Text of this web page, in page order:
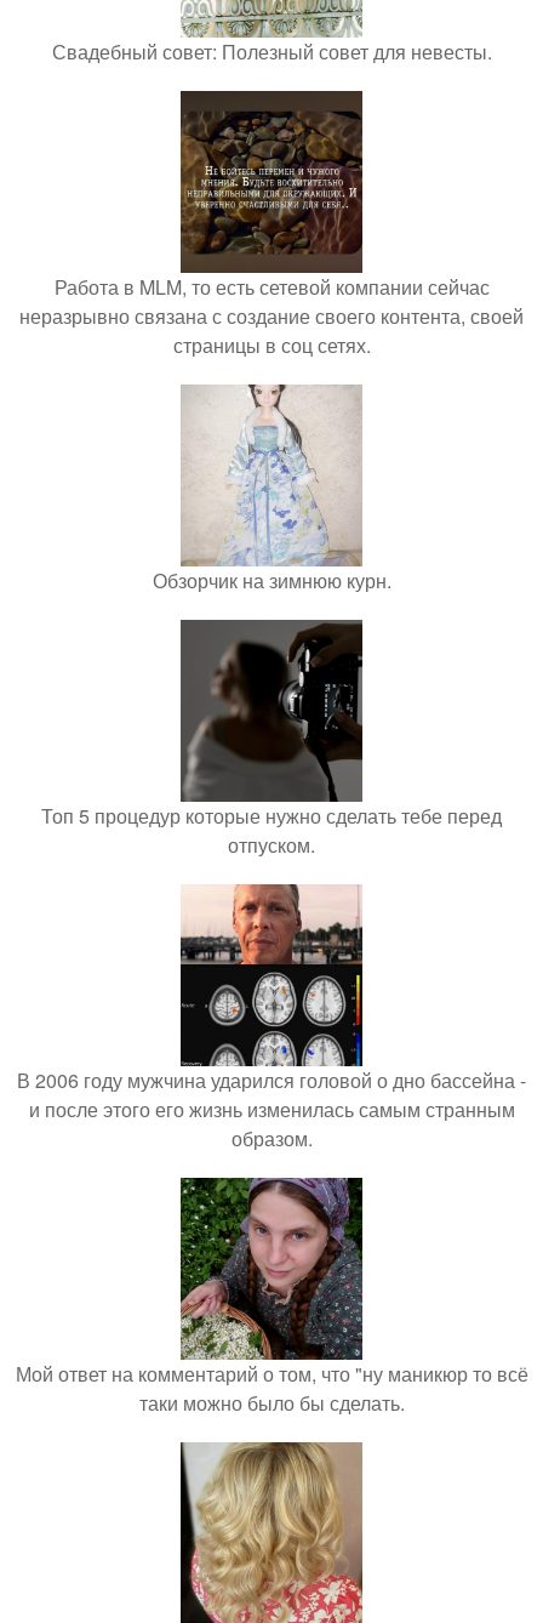
Свадебный совет: Полезный совет для невесты.
Работа в MLM, то есть сетевой компании сейчас
неразрывно связана с создание своего контента, своей
страницы в соц сетях.
Обзорчик на зимнюю курн.
Топ 5 процедур которые нужно сделать тебе перед
отпуском.
В 2006 году мужчина ударился головой о дно бассейна -
и после этого его жизнь изменилась самым странным
образом.
Мой ответ на комментарий о том, что "ну маникюр то всё
таки можно было бы сделать.